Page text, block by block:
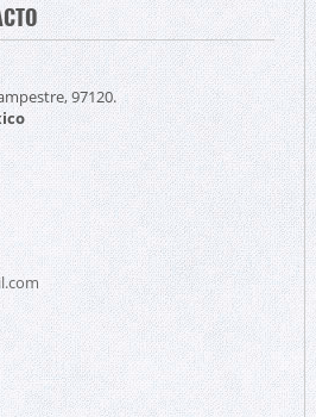
97120.